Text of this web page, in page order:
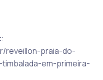
reveillon-praia-do-
em-primeira-